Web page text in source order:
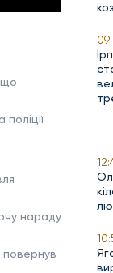
нараду
повернув